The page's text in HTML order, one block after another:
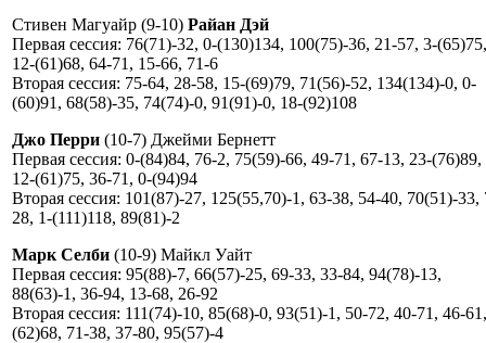
Стивен Магуайр (9-10) Райан Дэй
Первая сессия: 76(71)-32, 0-(130)134, 100(75)-36, 21-57, 3-(65)75,
12-(61)68, 64-71, 15-66, 71-6
Вторая сессия: 75-64, 28-58, 15-(69)79, 71(56)-52, 134(134)-0, 0-
(60)91, 68(58)-35, 74(74)-0, 91(91)-0, 18-(92)108
Джо Перри (10-7) Джейми Бернетт
Первая сессия: 0-(84)84, 76-2, 75(59)-66, 49-71, 67-13, 23-(76)89,
12-(61)75, 36-71, 0-(94)94
Вторая сессия: 101(87)-27, 125(55,70)-1, 63-38, 54-40, 70(51)-33,
28, 1-(111)118, 89(81)-2
Марк Селби (10-9) Майкл Уайт
Первая сессия: 95(88)-7, 66(57)-25, 69-33, 33-84, 94(78)-13,
88(63)-1, 36-94, 13-68, 26-92
Вторая сессия: 111(74)-10, 85(68)-0, 93(51)-1, 50-72, 40-71, 46-
(62)68, 71-38, 37-80, 95(57)-4